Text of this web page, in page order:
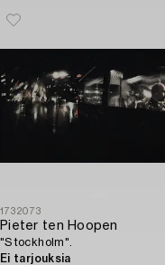
1732073
Pieter ten Hoopen
"Stockholm".
Ei tarjouksia